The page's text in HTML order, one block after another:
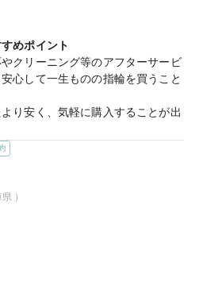
めポイント
クリーニング等のアフターサービ
心して一生ものの指輪を買うこと
り安く、気軽に購入することが出
入。それと一緒に付けられる物を
色合いも合わせやすそうでした。
い所にこだわりが感じられ、特別
じられました。
県 ）